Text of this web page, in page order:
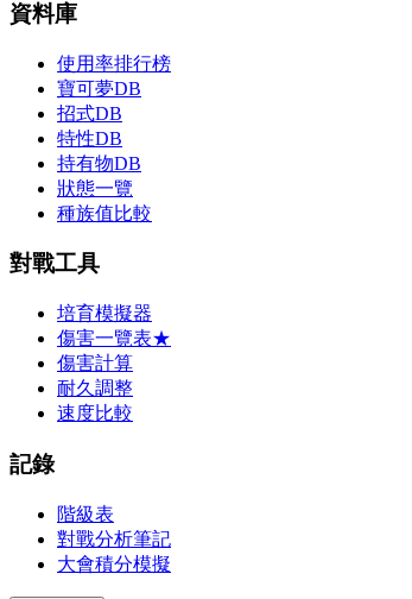
資料庫
使用率排行榜
寶可夢DB
招式DB
特性DB
持有物DB
狀態一覽
種族值比較
對戰工具
培育模擬器
傷害一覽表★
傷害計算
耐久調整
速度比較
記錄
階級表
對戰分析筆記
大會積分模擬